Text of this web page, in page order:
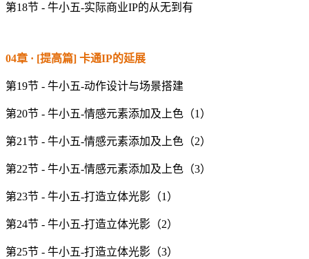
第18节 - 牛小五-实际商业IP的从无到有
04章 · [提高篇] 卡通IP的延展
第19节 - 牛小五-动作设计与场景搭建
第20节 - 牛小五-情感元素添加及上色（1）
第21节 - 牛小五-情感元素添加及上色（2）
第22节 - 牛小五-情感元素添加及上色（3）
第23节 - 牛小五-打造立体光影（1）
第24节 - 牛小五-打造立体光影（2）
第25节 - 牛小五-打造立体光影（3）